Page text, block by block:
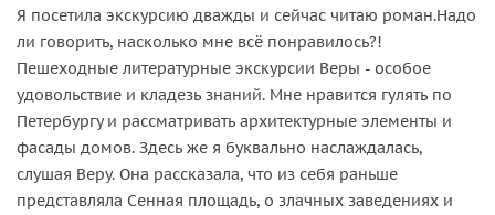
Я посетила экскурсию дважды и сейчас читаю роман.Надо
ли говорить, насколько мне всё понравилось?!
Пешеходные литературные экскурсии Веры - особое
удовольствие и кладезь знаний. Мне нравится гулять по
Петербургу и рассматривать архитектурные элементы и
фасады домов. Здесь же я буквально наслаждалась,
слушая Веру. Она рассказала, что из себя раньше
представляла Сенная площадь, о злачных заведениях и